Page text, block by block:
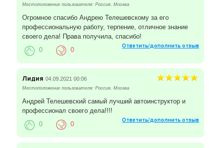
Местоположение пользователя: Россия, Москва
Огромное спасибо Андрею Телешевскому за его
профессиональную работу, терпение, отличное знание
своего дела! Права получила, спасибо!
Ответить/дополнить отзыв
0 0
Лидия 04.09.2021 00:06
Местоположение пользователя: Россия, Москва
Андрей Телешевский самый лучший автоинструктор и
профессионал своего дела!!!!
Ответить/дополнить отзыв
0 0